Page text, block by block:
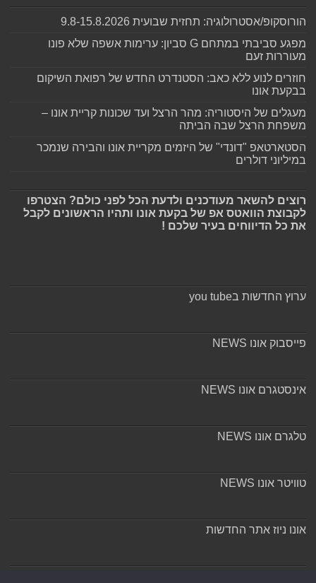
הורוסקופ/אסטרולוגיה: תחזית שבועית 9.8-15.8.2026
מפגע סביבתי במתחם G סביון: ערימות אשפה שלא פונו
מעוררות זעם
חוזרים לנוע ללא כאב: הסטנדרט החדש של רפואת השיקום
בבקעת אונו
מעגלים של היסטוריה: מהר הרצל ועד שכונות קריית אונו –
משפחת הרצל שבה הביתה
הסטארטאפ "דונדי" של היזמים מקריית אונו והבירה שנמכר
במיליוני דולרים
רוצים להשאר מעודכנים ולדעת הכל לפני כולם? הצטרפו
לקבוצת הוואטס אפ של בקעת אונו ותהיו הראשונים לקבל
את כל הדיווחים בעיר שלכם !
ערוץ החדשות בyou tube
פייסבוק אונו NEWS
אינסטגרם אונו NEWS
טלגרם אונו NEWS
טוויטר אונו NEWS
אונו ניוז אתר החדשות